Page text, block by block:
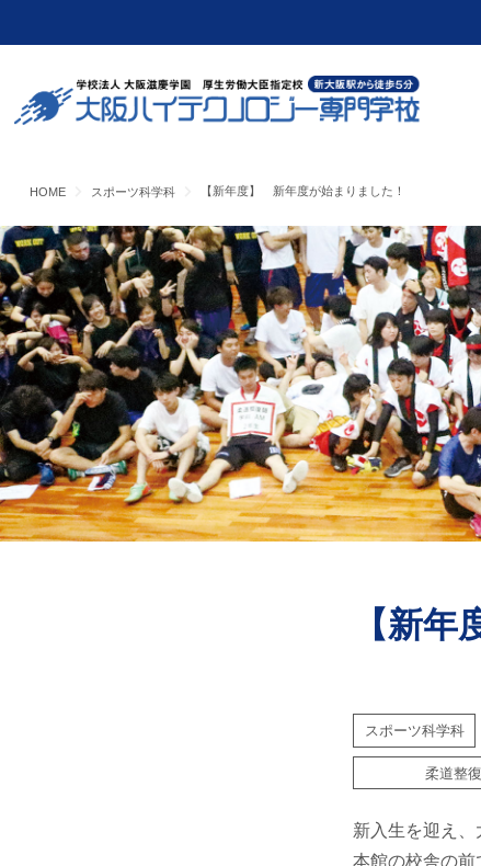
HOME スポーツ科学科 【新年度】 新年度が始まりました！
【新
スポーツ科学科
柔道整
新入生を迎え、
本館の校舎の前